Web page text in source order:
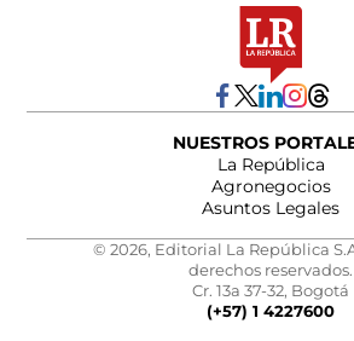
NUESTROS
La República
Agronegocios
Asuntos Legales
© 2026, Editorial La República
derechos reservados.
Cr. 13a 37-32, Bogotá
(+57) 1 4227600